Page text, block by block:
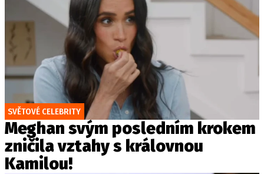
SVĚTOVÉ CELEBRITY
Meghan svým posledním krokem
zničila vztahy s královnou
Kamilou!